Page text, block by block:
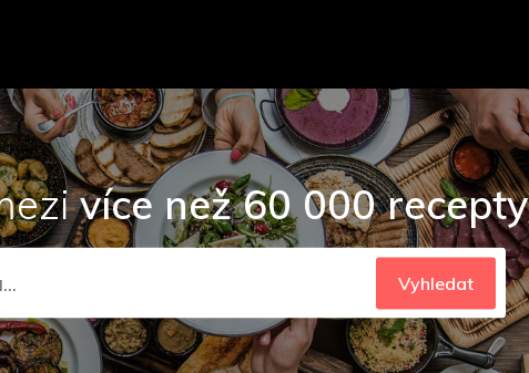
více než 60 000 recepty
Vyhledat